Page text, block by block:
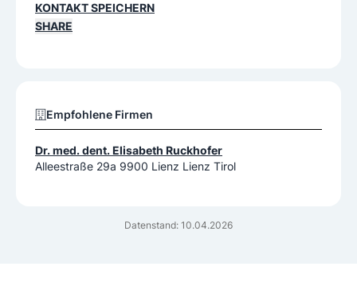
Datenstand: 10.04.2026
KONTAKT SPEICHERN
SHARE
Empfohlene Firmen
Dr. med. dent. Elisabeth Ruckhofer
Alleestraße 29a 9900 Lienz Lienz Tirol